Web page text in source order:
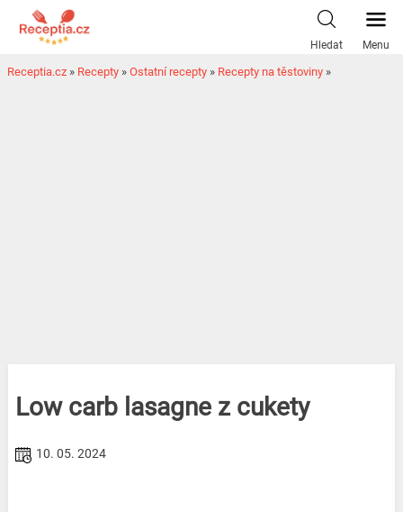
Hledat Menu
Receptia.cz » Recepty » Ostatní recepty » Recepty na těstoviny »
Low carb lasagne z cukety
10. 05. 2024